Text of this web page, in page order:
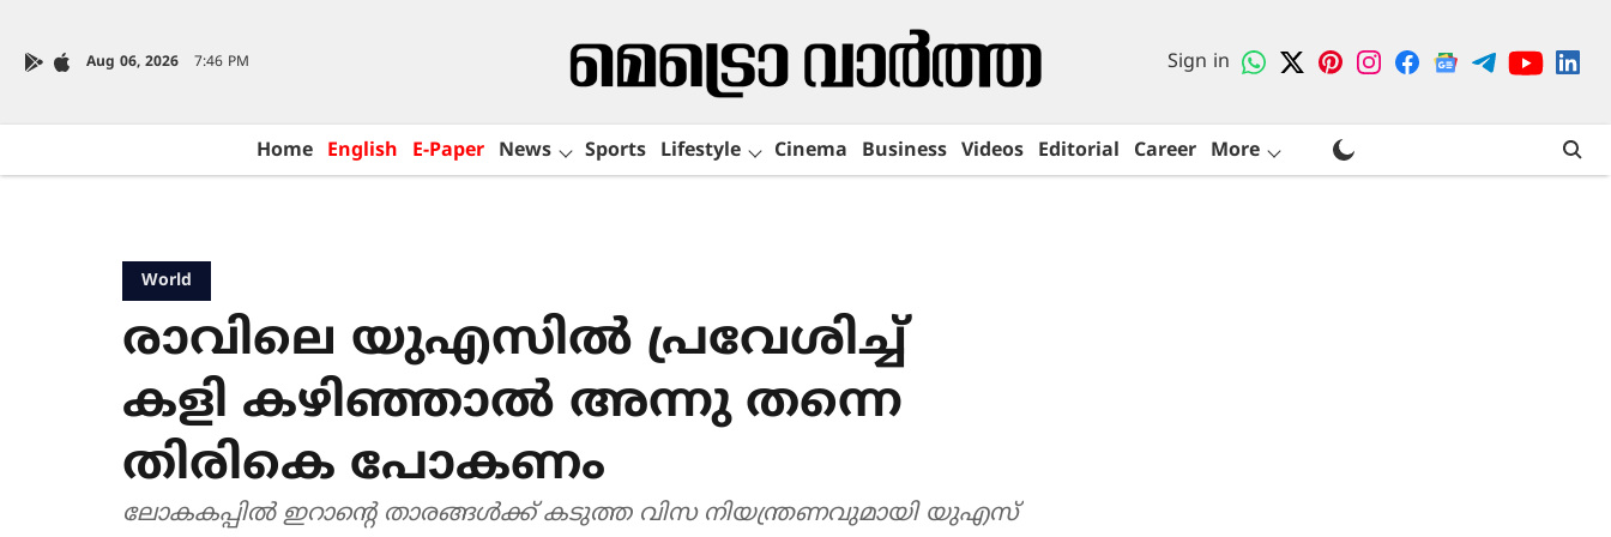
Aug 06, 2026 7:46 PM Sign in
Home English E-Paper News Sports Lifestyle Cinema Business Videos Editorial Career More
World
രാവിലെ യുഎസിൽ പ്രവേശിച്ച്
കളി കഴിഞ്ഞാൽ അന്നു തന്നെ
തിരികെ പോകണം
ലോകകപ്പിൽ ഇറാന്‍റെ താരങ്ങൾക്ക് കടുത്ത വിസ നിയന്ത്രണവുമായി യുഎസ്